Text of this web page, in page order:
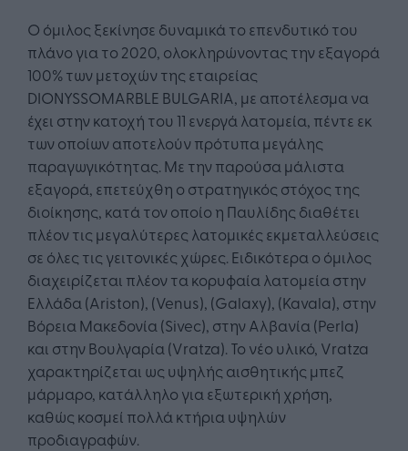
Ο όμιλος ξεκίνησε δυναμικά το επενδυτικό του
πλάνο για το 2020, ολοκληρώνοντας την εξαγορά
100% των μετοχών της εταιρείας
DIONYSSOMARBLE BULGARIA, με αποτέλεσμα να
έχει στην κατοχή του 11 ενεργά λατομεία, πέντε εκ
των οποίων αποτελούν πρότυπα μεγάλης
παραγωγικότητας. Με την παρούσα μάλιστα
εξαγορά, επετεύχθη ο στρατηγικός στόχος της
διοίκησης, κατά τον οποίο η Παυλίδης διαθέτει
πλέον τις μεγαλύτερες λατομικές εκμεταλλεύσεις
σε όλες τις γειτονικές χώρες. Ειδικότερα ο όμιλος
διαχειρίζεται πλέον τα κορυφαία λατομεία στην
Ελλάδα (Ariston), (Venus), (Galaxy), (Kavala), στην
Βόρεια Μακεδονία (Sivec), στην Αλβανία (Perla)
και στην Βουλγαρία (Vratza). Το νέο υλικό, Vratza
χαρακτηρίζεται ως υψηλής αισθητικής μπεζ
μάρμαρο, κατάλληλο για εξωτερική χρήση,
καθώς κοσμεί πολλά κτήρια υψηλών
προδιαγραφών.